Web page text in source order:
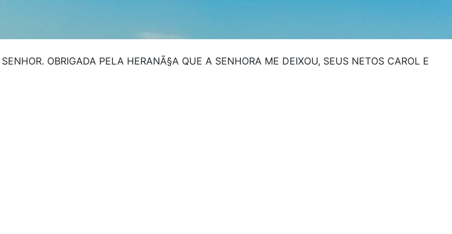
OBRIGADA PELA HERANÃ§A QUE A SENHORA ME DEIXOU, SEUS NETOS CAROL E